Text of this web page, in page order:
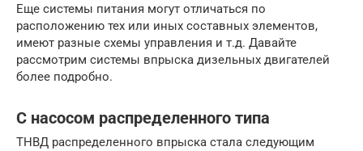
Еще системы питания могут отличаться по
расположению тех или иных составных элементов,
имеют разные схемы управления и т.д. Давайте
рассмотрим системы впрыска дизельных двигателей
более подробно.
С насосом распределенного типа
ТНВД распределенного впрыска стала следующим